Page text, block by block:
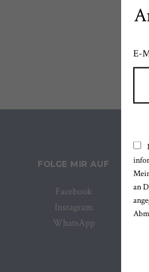
FOLGE MIR AUF
Facebook
Instagram
WhatsApp
E-
an